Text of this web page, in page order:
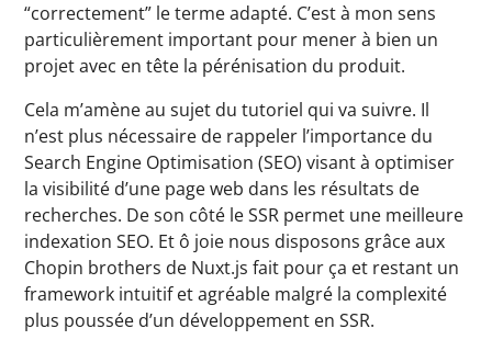
“correctement” le terme adapté. C’est à mon sens
particulièrement important pour mener à bien un
projet avec en tête la pérénisation du produit.
Cela m’amène au sujet du tutoriel qui va suivre. Il
n’est plus nécessaire de rappeler l’importance du
Search Engine Optimisation (SEO) visant à optimiser
la visibilité d’une page web dans les résultats de
recherches. De son côté le SSR permet une meilleure
indexation SEO. Et ô joie nous disposons grâce aux
Chopin brothers de Nuxt.js fait pour ça et restant un
framework intuitif et agréable malgré la complexité
plus poussée d’un développement en SSR.